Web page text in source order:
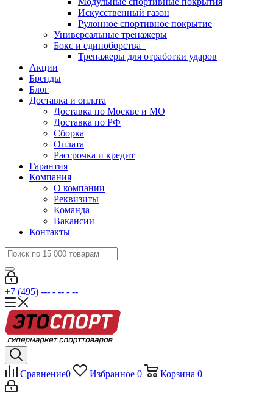
Искусственный газон
Рулонное спортивное покрытие
Универсальные тренажеры
Бокс и единоборства
Тренажеры для отработки ударов
Акции
Бренды
Блог
Доставка и оплата
Доставка по Москве и МО
Доставка по РФ
Сборка
Оплата
Рассрочка и кредит
Гарантия
Компания
О компании
Реквизиты
Команда
Вакансии
Контакты
+7 (495) --- - -- - --
Сравнение0 Избранное 0 Корзина 0